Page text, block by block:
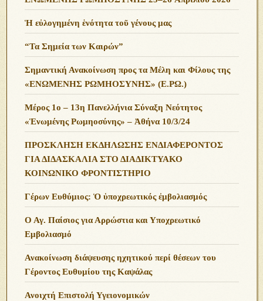
Ἡ εὐλογημένη ἑνότητα τοῦ γένους μας
“Τα Σημεία των Καιρών”
Σημαντική Ανακοίνωση προς τα Μέλη και Φίλους της
«ΕΝΩΜΕΝΗΣ ΡΩΜΗΟΣΥΝΗΣ» (Ε.ΡΩ.)
Μέρος 1ο – 13η Πανελλήνια Σύναξη Νεότητος
«Ἑνωμένης Ρωμηοσύνης» – Ἀθήνα 10/3/24
ΠΡΟΣΚΛΗΣΗ ΕΚΔΗΛΩΣΗΣ ΕΝΔΙΑΦΕΡΟΝΤΟΣ
ΓΙΑ ΔΙΔΑΣΚΑΛΙΑ ΣΤΟ ΔΙΑΔΙΚΤΥΑΚΟ
ΚΟΙΝΩΝΙΚΟ ΦΡΟΝΤΙΣΤΗΡΙΟ
Γέρων Ευθύμιος: Ὁ ὑποχρεωτικός ἐμβολιασμός
Ο Αγ. Παίσιος για Αρρώστια και Υποχρεωτικό
Εμβολιασμό
Ανακοίνωση διάψευσης ηχητικού περί θέσεων του
Γέροντος Ευθυμίου της Καψάλας
Ανοιχτή Επιστολή Υγειονομικών